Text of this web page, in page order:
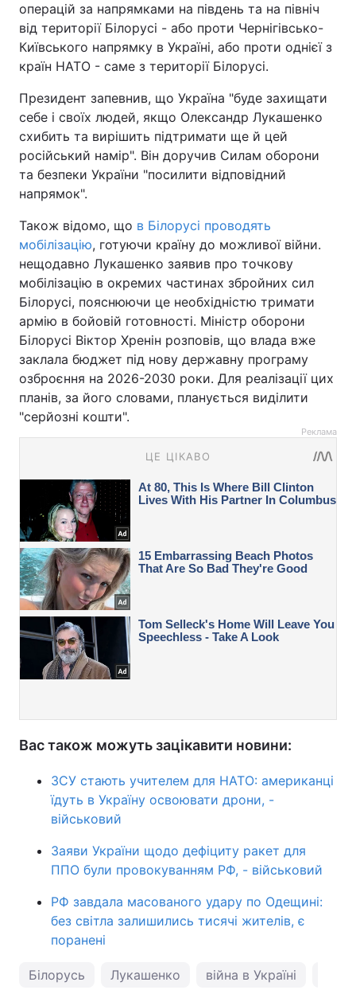
операцій за напрямками на південь та на північ
від території Білорусі - або проти Чернігівсько-
Київського напрямку в Україні, або проти однієї з
країн НАТО - саме з території Білорусі.
Президент запевнив, що Україна "буде захищати
себе і своїх людей, якщо Олександр Лукашенко
схибить та вирішить підтримати ще й цей
російський намір". Він доручив Силам оборони
та безпеки України "посилити відповідний
напрямок".
Також відомо, що в Білорусі проводять
мобілізацію, готуючи країну до можливої війни.
нещодавно Лукашенко заявив про точкову
мобілізацію в окремих частинах збройних сил
Білорусі, пояснюючи це необхідністю тримати
армію в бойовій готовності. Міністр оборони
Білорусі Віктор Хренін розповів, що влада вже
заклала бюджет під нову державну програму
озброєння на 2026-2030 роки. Для реалізації цих
планів, за його словами, планується виділити
"серйозні кошти".
Реклама
Вас також можуть зацікавити новини:
ЗСУ стають учителем для НАТО: американці
їдуть в Україну освоювати дрони, -
військовий
Заяви України щодо дефіциту ракет для
ППО були провокуванням РФ, - військовий
РФ завдала масованого удару по Одещині:
без світла залишились тисячі жителів, є
поранені
Білорусь Лукашенко війна в Україні